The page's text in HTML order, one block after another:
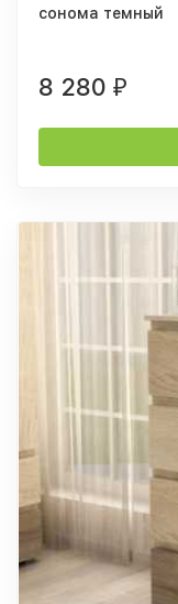
сонома темный
8 280 ₽